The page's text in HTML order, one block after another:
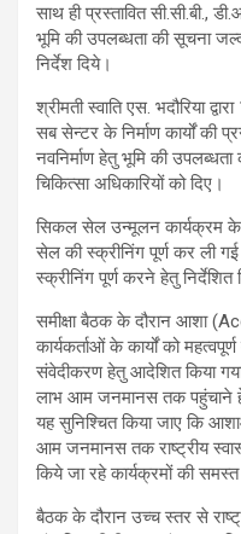
साथ ही प्रस्तावित सी.सी.बी.,
भूमि की उपलब्धता की सूचना
निर्देश दिये।
श्रीमती स्वाति एस. भदौरिया
सब सेन्टर के निर्माण कार्यों की
नवनिर्माण हेतु भूमि की
चिकित्सा अधिकारियों को दिए।
सिकल सेल उन्मूलन कार्यक्रम के
सेल की स्क्रीनिंग पूर्ण कर ली
स्क्रीनिंग पूर्ण करने हेतु निर्देशित
समीक्षा बैठक के दौरान आशा
कार्यकर्ताओं के कार्यों को
संवेदीकरण हेतु आदेशित किया
लाभ आम जनमानस तक पहुंचाने
यह सुनिश्चित किया जाए कि
आम जनमानस तक राष्ट्रीय
किये जा रहे कार्यक्रमों की
बैठक के दौरान उच्च स्तर से